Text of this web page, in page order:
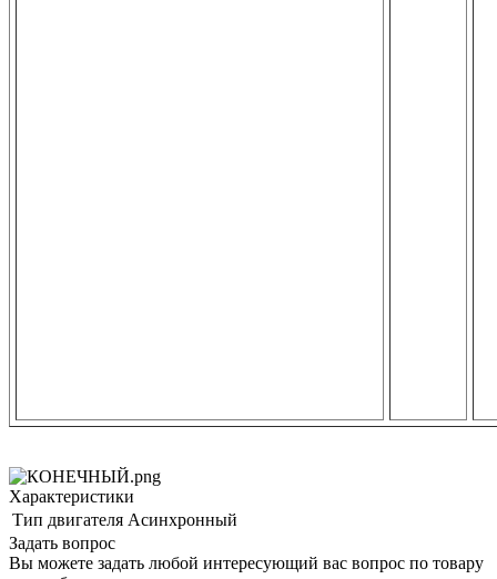
Характеристики
Тип двигателя Асинхронный
Задать вопрос
Вы можете задать любой интересующий вас вопрос по товару